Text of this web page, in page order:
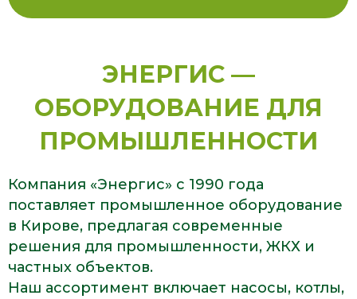
ЭНЕРГИС —
ОБОРУДОВАНИЕ ДЛЯ
ПРОМЫШЛЕННОСТИ
Компания «Энергис» с 1990 года
поставляет промышленное оборудование
в Кирове, предлагая современные
решения для промышленности, ЖКХ и
частных объектов.
Наш ассортимент включает насосы, котлы,